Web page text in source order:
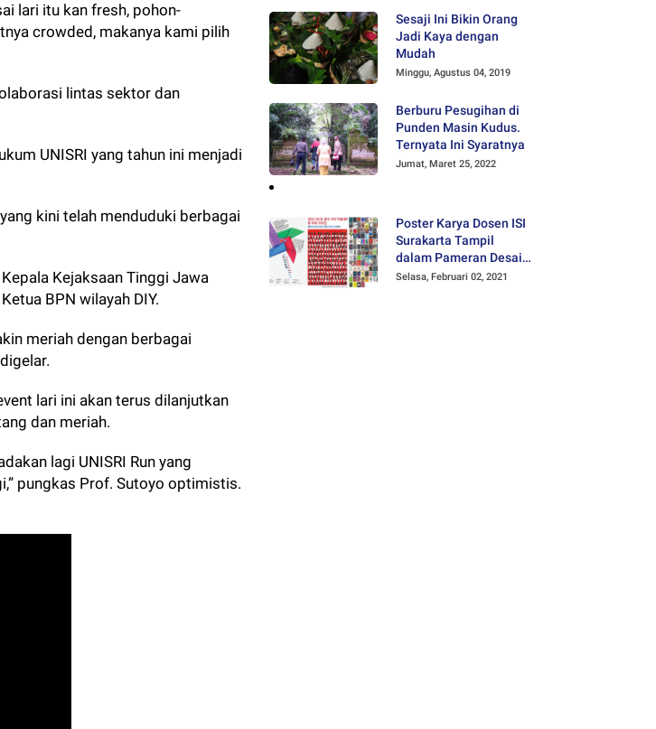
lari itu kan fresh, pohon-
crowded, makanya kami pilih
lintas sektor dan
UNISRI yang tahun ini menjadi
kini telah menduduki berbagai
Kejaksaan Tinggi Jawa
BPN wilayah DIY.
meriah dengan berbagai
lari ini akan terus dilanjutkan
dan meriah.
lagi UNISRI Run yang
pungkas Prof. Sutoyo optimistis.
Sesaji Ini Bikin Orang
Jadi Kaya dengan
Mudah
Minggu, Agustus 04, 2019
Berburu Pesugihan di
Punden Masin Kudus.
Ternyata Ini Syaratnya
Jumat, Maret 25, 2022
Poster Karya Dosen ISI
Surakarta Tampil
dalam Pameran Desain
Poster Internasional
Selasa, Februari 02, 2021